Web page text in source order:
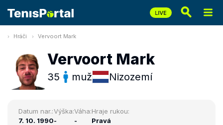
Hráči Vervoort Mark
Vervoort Mark
35 muž Nizozemí
Datum nar.:
7. 10. 1990
Výška:
-
Váha:
-
Hraje rukou:
Pravá